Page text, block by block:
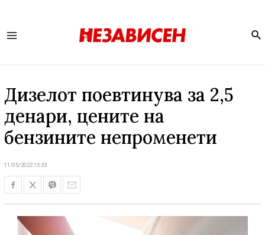
Дизелот поевтинува за 2,5
денари, цените на
бензините непроменети
11/05/2022 15:33